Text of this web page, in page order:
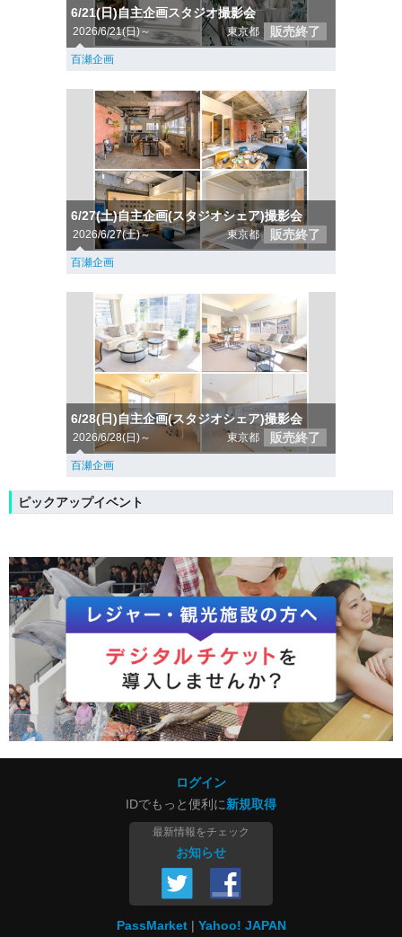
6/21(日)自主企画スタジオ撮影会
2026/6/21(日)～ 東京都 販売終了
百瀬企画
6/27(土)自主企画(スタジオシェア)撮影会
2026/6/27(土)～ 東京都 販売終了
百瀬企画
6/28(日)自主企画(スタジオシェア)撮影会
2026/6/28(日)～ 東京都 販売終了
百瀬企画
ピックアップイベント
ログイン
IDでもっと便利に新規取得
最新情報をチェック
お知らせ
PassMarket Yahoo! JAPAN